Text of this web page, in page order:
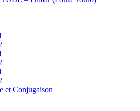
et Conjugaison